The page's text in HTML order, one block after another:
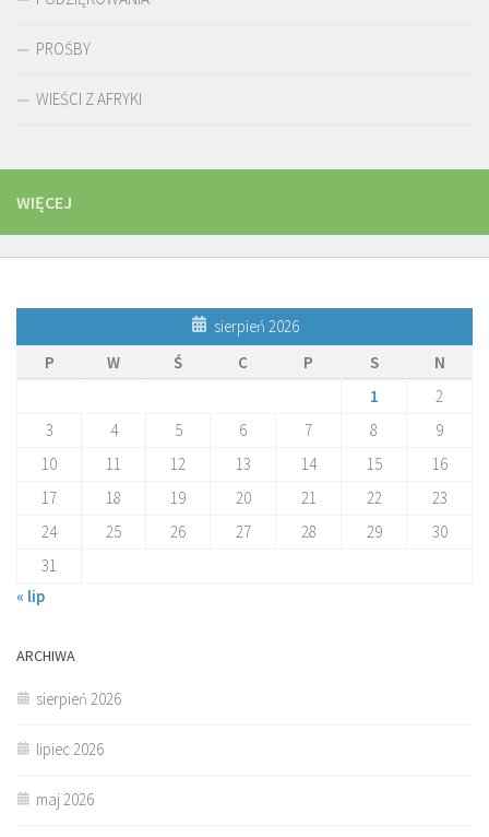
PROŚBY
WIEŚCI Z AFRYKI
WIĘCEJ
sierpień 2026
P
W Ś C P S
N
1
2
3
4 5 6 7 8
9
10
11 12 13 14 15
16
17
18 19 20 21 22
23
24
25 26 27 28 29
30
31
« lip
ARCHIWA
sierpień 2026
lipiec 2026
maj 2026